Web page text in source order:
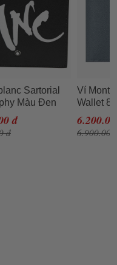
Sartorial
Màu Đen
đ
đ
Ví
Wallet
Màu